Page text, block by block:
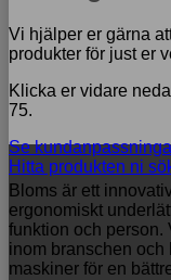
Vi hjälper er gärna
produkter för just er
Klicka er vidare
75.
Se
Hitta produkten ni
Bloms är ett
ergonomiskt
funktion och person.
inom branschen och
maskiner för en